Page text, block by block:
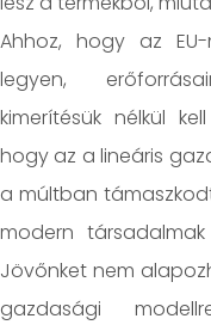
Ahhoz, hogy az
legyen,
kimerítésük nélkül
hogy az a lineáris
a múltban
modern
Jövőnket nem
gazdasági